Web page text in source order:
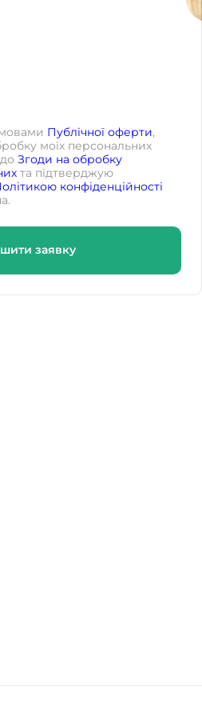
Публічної оферти,
моїх персональних
Згоди на обробку
та підтверджую
конфіденційності
заявку